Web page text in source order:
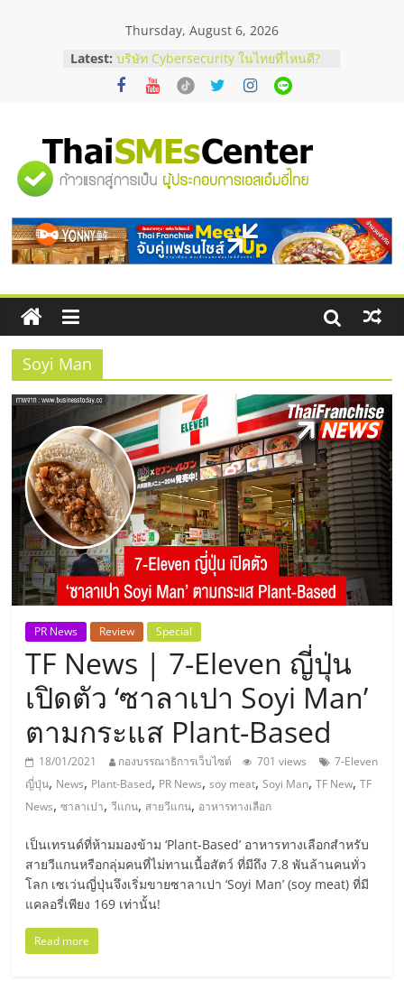
Thursday, August 6, 2026
Latest: บริษัท Cybersecurity ในไทยที่ไหนดี?
วิธีเลือกผู้ให้บริการให้คุ้มค่าและตอบ
โจทย์ธุรกิจ
สัมมนาออนไลน์ โอกาสบริหารสถานี
บริการน้ำมัน Shell
สัมมนาลงทุน แฟรนไชส์ยอนนี่
ไชส์ ครั้งที่ 8
ร้านเครื่องเสียงคุณภาพสูง พร้อม
โซลูชันระบบภาพและเสียง
"ศูนย์
รวม
ข้อมูล
ธุรกิจ
SME
แห่ง
ประเทศไทย,
ThaiSMEsCenter,
รวม
ธุรกิจ
เอ
ส
เอ็
มอี
ไทย,
SMEs,
Soyi Man
PR News Review Special
TF News | 7-Eleven ญี่ปุ่น
เปิดตัว ‘ซาลาเปา Soyi Man’
ตามกระแส Plant-Based
18/01/2021 กองบรรณาธิการเว็บไซต์ 701 views
7-Eleven
ญี่ปุ่น, News, Plant-Based, PR News,soy meat,Soyi Man,TF New,TF
News,ซาลาเปา,วีแกน, สายวีแกน, อาหารทางเลือก
เป็นเทรนด์ที่ห้ามมองข้าม ‘Plant-Based’ อาหารทางเลือกสำหรับ
สายวีแกนหรือกลุ่มคนที่ไม่ทานเนื้อสัตว์ ที่มีถึง 7.8 พันล้านคนทั่ว
โลก เซเว่นญี่ปุ่นจึงเริ่มขายซาลาเปา ‘Soyi Man’ (soy meat) ที่มี
แคลอรี่เพียง 169 เท่านั้น!
Read more